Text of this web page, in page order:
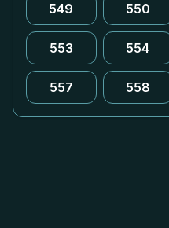
549 550
553 554
557 558